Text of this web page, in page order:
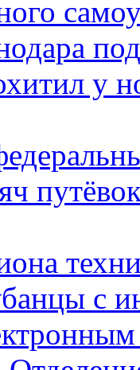
у
с